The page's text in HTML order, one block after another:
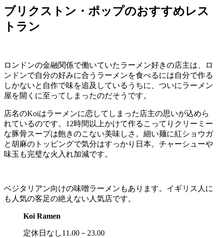
ブリクストン・ポップのおすすめレス
トラン
ロンドンの金融関係で働いていたラーメン好きの店主は、ロ
ンドンで自分の好みに合うラーメンを食べるには自分で作る
しかないと自作で味を追及しているうちに、ついにラーメン
屋を開くに至ってしまったのだそうです。
店名のKoiはラーメンに恋してしまった店主の思いが込めら
れているのです。12時間以上かけて作るこってりクリーミー
な豚骨スープは飽きのこない美味しさ。細い麺に紅ショウガ
と胡麻のトッピングで気分はすっかり日本。チャーシューや
味玉も完璧な火入れ加減です。
ベジタリアン向けの味噌ラーメンもあります。イギリス人に
も人気の客足の絶えない人気店です。
Koi Ramen
定休日なし11.00－23.00